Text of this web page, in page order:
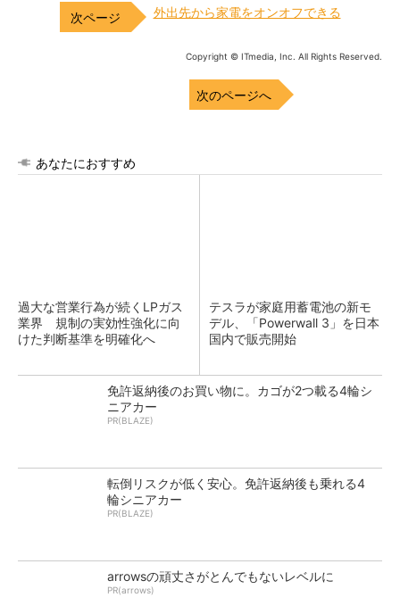
外出先から家電をオンオフできる
Copyright © ITmedia, Inc. All Rights Reserved.
次のページへ
あなたにおすすめ
過大な営業行為が続くLPガス
業界 規制の実効性強化に向
けた判断基準を明確化へ
テスラが家庭用蓄電池の新モ
デル、「Powerwall 3」を日本
国内で販売開始
免許返納後のお買い物に。カゴが2つ載る4輪シ
ニアカー
PR(BLAZE)
転倒リスクが低く安心。免許返納後も乗れる4
輪シニアカー
PR(BLAZE)
arrowsの頑丈さがとんでもないレベルに
PR(arrows)